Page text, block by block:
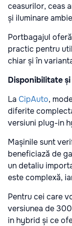
ceasurilor, ceas
și iluminare
Portbagajul
practic pentru
chiar și în
Disponibilitate
La CipAuto,
diferite
versiuni plug-in
Mașinile sunt
beneficiază de
un detaliu
este complexă,
Pentru cei care
versiunea de
in hybrid și ce